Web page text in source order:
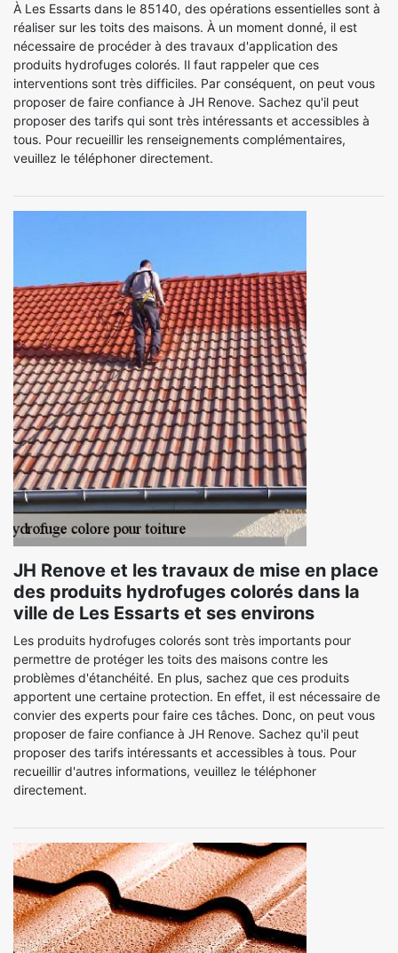
À Les Essarts dans le 85140, des opérations essentielles sont à
réaliser sur les toits des maisons. À un moment donné, il est
nécessaire de procéder à des travaux d'application des
produits hydrofuges colorés. Il faut rappeler que ces
interventions sont très difficiles. Par conséquent, on peut vous
proposer de faire confiance à JH Renove. Sachez qu'il peut
proposer des tarifs qui sont très intéressants et accessibles à
tous. Pour recueillir les renseignements complémentaires,
veuillez le téléphoner directement.
JH Renove et les travaux de mise en place
des produits hydrofuges colorés dans la
ville de Les Essarts et ses environs
Les produits hydrofuges colorés sont très importants pour
permettre de protéger les toits des maisons contre les
problèmes d'étanchéité. En plus, sachez que ces produits
apportent une certaine protection. En effet, il est nécessaire de
convier des experts pour faire ces tâches. Donc, on peut vous
proposer de faire confiance à JH Renove. Sachez qu'il peut
proposer des tarifs intéressants et accessibles à tous. Pour
recueillir d'autres informations, veuillez le téléphoner
directement.